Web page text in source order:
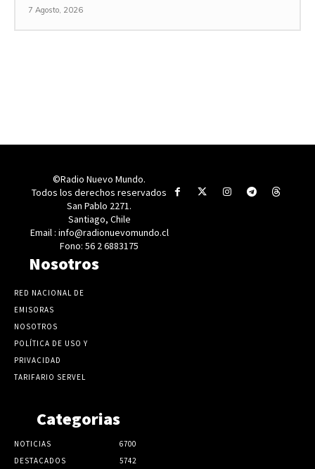
7 Agosto, 2026
©Radio Nuevo Mundo.
Todos los derechos reservados
San Pablo 2271.
Santiago, Chile
Email : info@radionuevomundo.cl
Fono: 56 2 6883175
Nosotros
RED NACIONAL DE
EMISORAS
NOSOTROS
POLÍTICA DE USO Y
PRIVACIDAD
TARIFARIO SERVEL
Categorias
NOTICIAS
6700
DESTACADOS
5742